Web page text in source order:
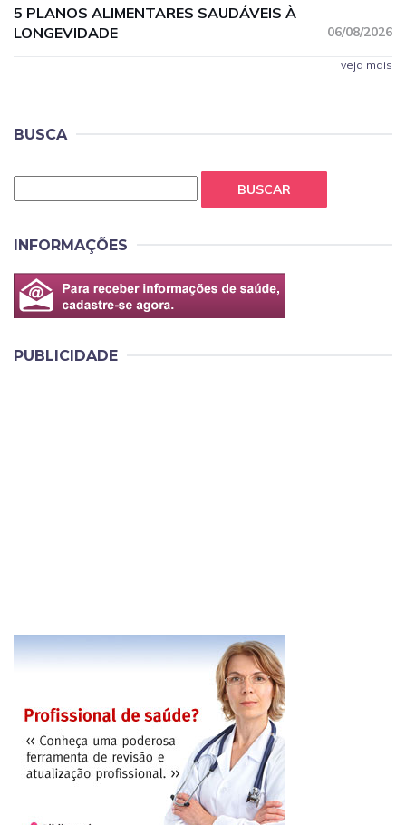
5 PLANOS ALIMENTARES SAUDÁVEIS À
LONGEVIDADE
06/08/2026
veja mais
BUSCA
BUSCAR
INFORMAÇÕES
PUBLICIDADE